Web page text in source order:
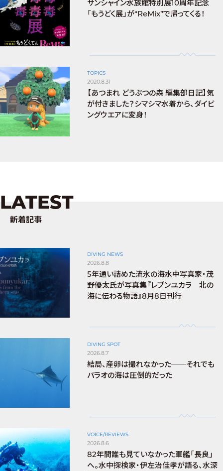
サンシャイン水族館特別展10周年記念
「もうどく展」が“ReMix”で帰ってくる！
TOPICS
2020.8.31
【あつまれ どうぶつの森 編集部日記】気
が付きました？シマシマ水着から、ダイビ
ングウエアに変身！
LATEST
新着記事
DIVING NEWS
2026.8.8
5年通い詰めた流氷の海――水中写真家・茂
野優太氏が写真集『レプンユカラ 北の
海に伝わる物語』8月8日刊行
DIVING SPOT
2026.8.7
結局、産卵は撮れなかった──それでも
パラオの海は圧倒的だった
VOICE/REVIEWS
2026.8.6
82年間誰も見ていなかった軍艦「長良」
へ。水中探検家・伊左治佳孝が語る、水深